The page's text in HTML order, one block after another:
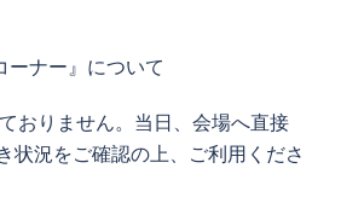
ーナー』について
おりません。当日、会場へ直接
状況をご確認の上、ご利用くださ